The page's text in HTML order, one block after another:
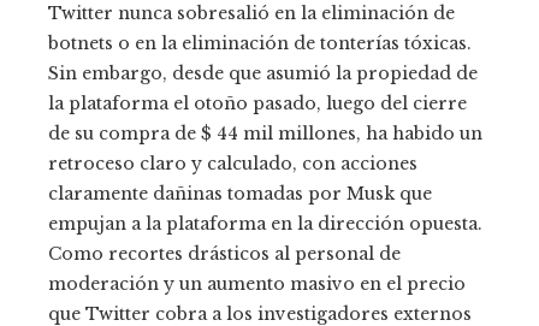
Twitter nunca sobresalió en la eliminación de
botnets o en la eliminación de tonterías tóxicas.
Sin embargo, desde que asumió la propiedad de
la plataforma el otoño pasado, luego del cierre
de su compra de $ 44 mil millones, ha habido un
retroceso claro y calculado, con acciones
claramente dañinas tomadas por Musk que
empujan a la plataforma en la dirección opuesta.
Como recortes drásticos al personal de
moderación y un aumento masivo en el precio
que Twitter cobra a los investigadores externos